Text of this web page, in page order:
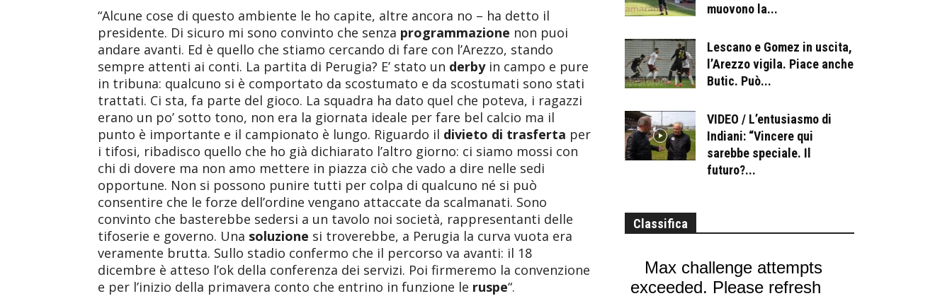
“Alcune cose di questo ambiente le ho capite, altre ancora no – ha detto il
presidente. Di sicuro mi sono convinto che senza programmazione non puoi
andare avanti. Ed è quello che stiamo cercando di fare con l’Arezzo, stando
sempre attenti ai conti. La partita di Perugia? E’ stato un derby in campo e pure
in tribuna: qualcuno si è comportato da scostumato e da scostumati sono stati
trattati. Ci sta, fa parte del gioco. La squadra ha dato quel che poteva, i ragazzi
erano un po’ sotto tono, non era la giornata ideale per fare bel calcio ma il
punto è importante e il campionato è lungo. Riguardo il divieto di trasferta per
i tifosi, ribadisco quello che ho già dichiarato l’altro giorno: ci siamo mossi con
chi di dovere ma non amo mettere in piazza ciò che vado a dire nelle sedi
opportune. Non si possono punire tutti per colpa di qualcuno né si può
consentire che le forze dell’ordine vengano attaccate da scalmanati. Sono
convinto che basterebbe sedersi a un tavolo noi società, rappresentanti delle
tifoserie e governo. Una soluzione si troverebbe, a Perugia la curva vuota era
veramente brutta. Sullo stadio confermo che il percorso va avanti: il 18
dicembre è atteso l’ok della conferenza dei servizi. Poi firmeremo la convenzione
e per l’inizio della primavera conto che entrino in funzione le ruspe“.
muovono la...
Lescano e Gomez in uscita,
l’Arezzo vigila. Piace anche
Butic. Può...
VIDEO / L’entusiasmo di
Indiani: “Vincere qui
sarebbe speciale. Il
futuro?...
Classifica